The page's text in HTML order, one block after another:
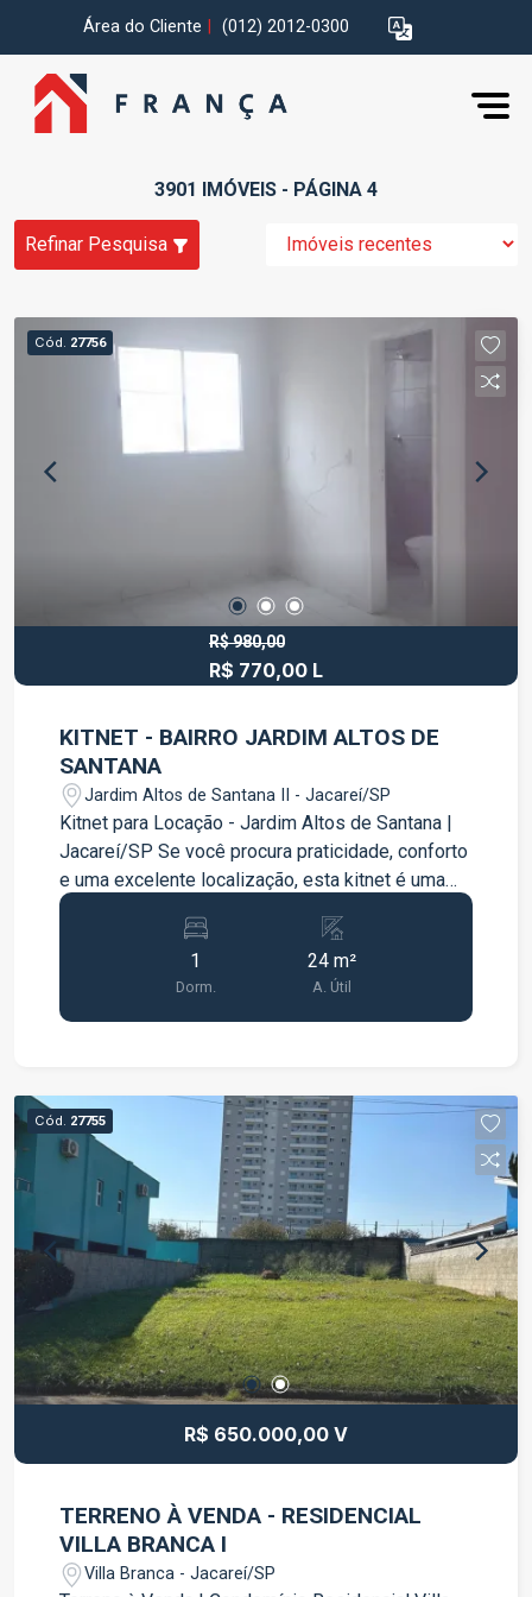
Área do Cliente (012) 2012-0300
3901 IMÓVEIS - PÁGINA 4
Refinar Pesquisa
Cód. 27756
R$ 980,00
R$ 770,00 L
KITNET - BAIRRO JARDIM ALTOS DE
SANTANA
Jardim Altos de Santana II - Jacareí/SP
Kitnet para Locação - Jardim Altos de Santana |
Jacareí/SP Se você procura praticidade, conforto
e uma excelente localização, esta kitnet é uma
ótima opção para o seu dia a dia. Localizada no
bairro Jardim Altos de Santana, em Jacareí, o
imóvel oferece um ambiente funcional, ideal para
quem mora sozinho ou para casais.
Características do imóvel: 01 quarto; 01 banheiro;
Situada em um bairro com fácil acesso aos
principais comércios, serviços e vias da cidade,
proporcionando mais praticidade para a rotina.
Entre em contato para mais informações e
agende sua visita.
1
Dorm.
24 m²
A. Útil
Cód. 27755
R$ 650.000,00 V
TERRENO À VENDA - RESIDENCIAL
VILLA BRANCA I
Villa Branca - Jacareí/SP